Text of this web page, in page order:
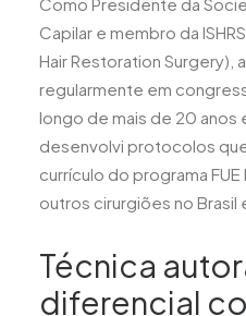
Capilar e membro da
Hair Restoration Surgery),
regularmente em
longo de mais de 20 anos
desenvolvi protocolos
currículo do programa
outros cirurgiões no Brasil
Técnica
diferencial